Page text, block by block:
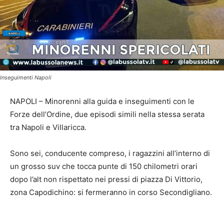
Inseguimenti Napoli
NAPOLI – Minorenni alla guida e inseguimenti con le
Forze dell’Ordine, due episodi simili nella stessa serata
tra Napoli e Villaricca.
Sono sei, conducente compreso, i ragazzini all’interno di
un grosso suv che tocca punte di 150 chilometri orari
dopo l’alt non rispettato nei pressi di piazza Di Vittorio,
zona Capodichino: si fermeranno in corso Secondigliano.